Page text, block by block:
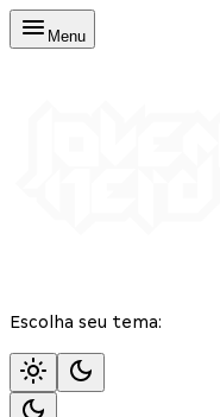
Menu
Escolha seu tema: